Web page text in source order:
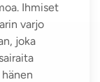
Ihmiset
varjo
joka